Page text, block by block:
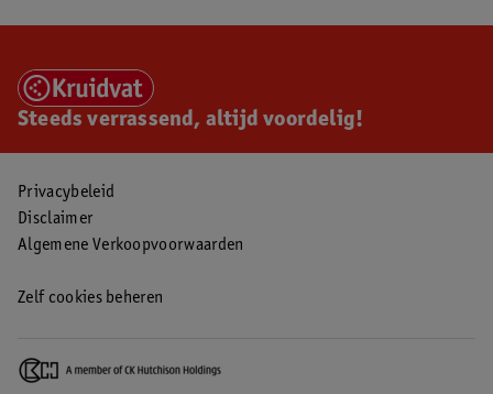
Steeds verrassend, altijd voordelig!
Privacybeleid
Disclaimer
Algemene Verkoopvoorwaarden
Zelf cookies beheren